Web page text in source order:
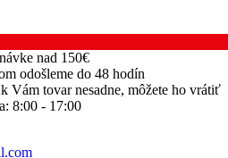
nad 150€
odošleme do 48 hodín
Vám tovar nesadne, môžete ho vrátiť
8:00 - 17:00